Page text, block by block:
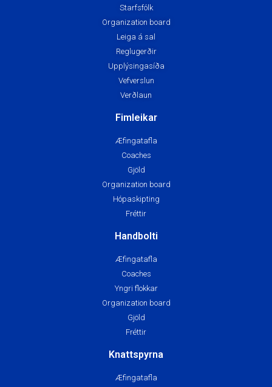
Starfsfólk
Organization board
Leiga á sal
Reglugerðir
Upplýsingasíða
Vefverslun
Verðlaun
Fimleikar
Æfingatafla
Coaches
Gjöld
Organization board
Hópaskipting
Fréttir
Handbolti
Æfingatafla
Coaches
Yngri flokkar
Organization board
Gjöld
Fréttir
Knattspyrna
Æfingatafla